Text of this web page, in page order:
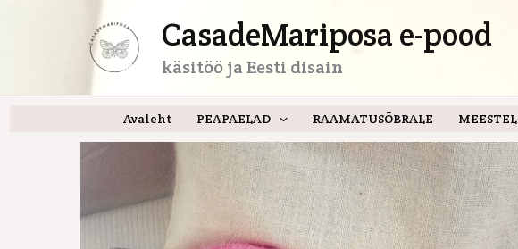
CasadeMariposa e-pood
käsitöö ja Eesti disain
Avaleht PEAPAELAD RAAMATUSÕBRALE